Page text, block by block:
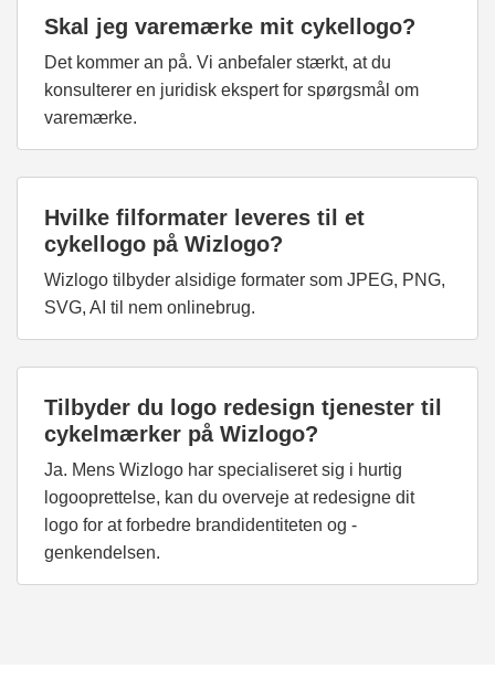
Skal jeg varemærke mit cykellogo?
Det kommer an på. Vi anbefaler stærkt, at du
konsulterer en juridisk ekspert for spørgsmål om
varemærke.
Hvilke filformater leveres til et
cykellogo på Wizlogo?
Wizlogo tilbyder alsidige formater som JPEG, PNG,
SVG, AI til nem onlinebrug.
Tilbyder du logo redesign tjenester til
cykelmærker på Wizlogo?
Ja. Mens Wizlogo har specialiseret sig i hurtig
logooprettelse, kan du overveje at redesigne dit
logo for at forbedre brandidentiteten og -
genkendelsen.